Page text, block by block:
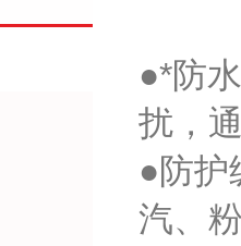
●*防
扰，
●防护
汽、